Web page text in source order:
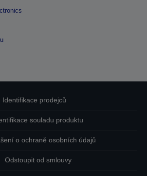
Identifikace prodejců
souladu produktu
o ochraně osobních údajů
Odstoupit od smlouvy